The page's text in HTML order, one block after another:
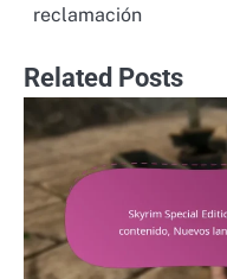
reclamación
Related Posts